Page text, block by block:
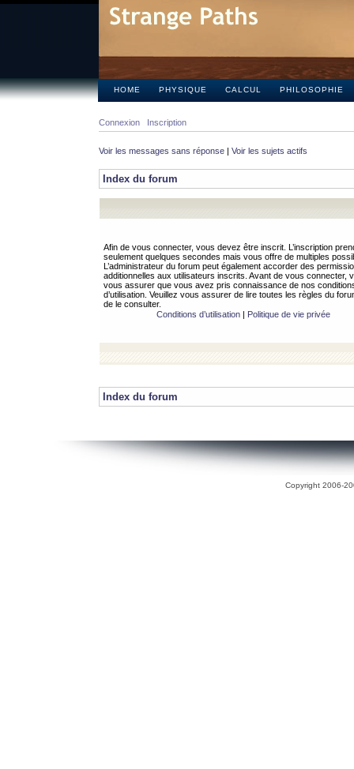
HOME PHYSIQUE CALCUL PHILOSOPHIE
Connexion Inscription
Voir les messages sans réponse | Voir les sujets actifs
Index du forum
Afin de vous connecter, vous devez être inscrit. L’inscription
seulement quelques secondes mais vous offre de multiples
L’administrateur du forum peut également accorder des
additionnelles aux utilisateurs inscrits. Avant de vous connecter,
vous assurer que vous avez pris connaissance de nos
d’utilisation. Veuillez vous assurer de lire toutes les règles du
de le consulter.
Conditions d’utilisation| Politique de vie privée
Index du forum
Copyright 2006-